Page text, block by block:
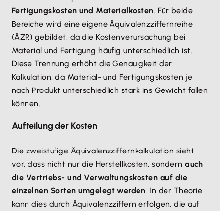
Fertigungskosten und Materialkosten. Für beide
Bereiche wird eine eigene Äquivalenzziffernreihe
(ÄZR) gebildet, da die Kostenverursachung bei
Material und Fertigung häufig unterschiedlich ist.
Diese Trennung erhöht die Genauigkeit der
Kalkulation, da Material- und Fertigungskosten je
nach Produkt unterschiedlich stark ins Gewicht fallen
können.
Aufteilung der Kosten
Die zweistufige Äquivalenzziffernkalkulation sieht
vor, dass nicht nur die Herstellkosten, sondernauch
die Vertriebs- und Verwaltungskosten auf die
einzelnen Sorten umgelegt werden. In der Theorie
kann dies durch Äquivalenzziffern erfolgen, die auf